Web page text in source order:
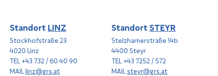
StandortLINZ
Stockhofstraße 23
4020 Linz
TEL +43 732 / 60 40 90
MAIL linz@grs.at
StandortSTEYR
Stelzhamerstraße 14b
4400 Steyr
TEL +43 7252 / 572
MAIL steyr@grs.at